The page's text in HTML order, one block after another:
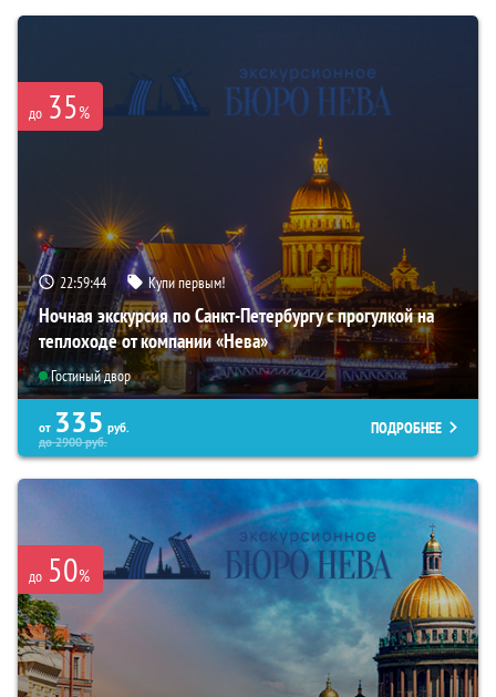
до 35%
22:59:43 Купи первым!
Ночная экскурсия по Санкт-Петербургу с прогулкой на
теплоходе от компании «Нева»
Гостиный двор
от 335 руб.
до2900руб.
ПОДРОБНЕЕ
до 50%